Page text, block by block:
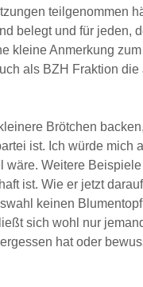
teilgenommen
belegt und für jeden,
kleine Anmerkung
als BZH Fraktion die
Brötchen
ist. Ich würde mich
wäre. Weitere
ist. Wie er jetzt
keinen
sich wohl nur
hat oder